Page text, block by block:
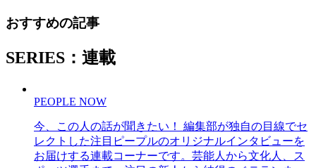
おすすめの記事
SERIES：連載
PEOPLE NOW
今、この人の話が聞きたい！ 編集部が独自の目線でセ
レクトした注目ピープルのオリジナルインタビューを
お届けする連載コーナーです。芸能人から文化人、ス